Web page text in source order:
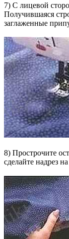
7) С лицевой
Получившаяся
заглаженные
8) Прострочите
сделайте надрез